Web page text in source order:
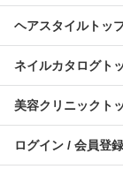
ヘアスタイルトッ
ネイルカタログト
美容クリニックト
ログイン / 会員登録